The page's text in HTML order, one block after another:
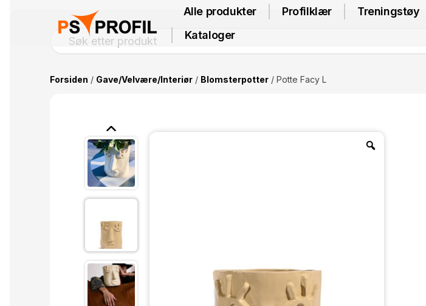
Alle produkter Profilklær Treningstøy
Kataloger
Forsiden / Gave/Velvære/Interiør/ Blomsterpotter/ Potte Facy L